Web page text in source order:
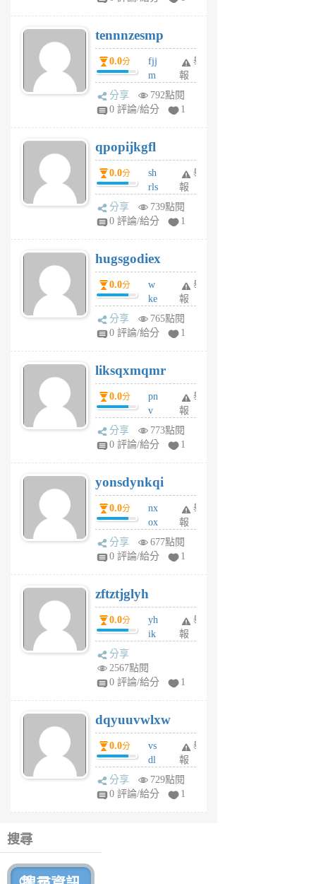
6
個
月
前
tennnzesmp
0.0分
fjj
m
w
rs
6
個
月
前
舉
報
分享
792點閱
0 評論/給分
1
qpopijkgfl
0.0分
sh
rls
k
m
6
個
月
前
舉
報
分享
739點閱
0 評論/給分
1
hugsgodiex
0.0分
w
ke
rv
pj
6
個
月
前
舉
報
分享
765點閱
0 評論/給分
1
liksqxmqmr
0.0分
pn
v
wt
sv
6
個
月
前
舉
報
分享
773點閱
0 評論/給分
1
yonsdynkqi
0.0分
nx
ox
rh
pe
月
前
舉
報
分享
677點閱
0 評論/給分
1
zftztjglyh
0.0分
yh
ik
tu
6
個
月
前
舉
報
分享
2567點閱
0 評論/給分
1
dqyuuvwlxw
0.0分
vs
dl
sq
fy
舉
報
分享
729點閱
0 評論/給分
1
搜尋